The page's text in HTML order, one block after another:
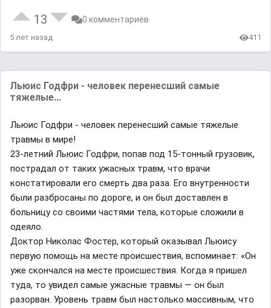
13 0 комментариев
5 лет назад 411
Льюис Годфри - человек перенесший самые
тяжелые...
Льюис Годфри - человек перенесший самые тяжелые
травмы в мире!
23-летний Льюис Годфри, попав под 15-тонный грузовик,
пострадал от таких ужасных травм, что врачи
констатировали его смерть два раза. Его внутренности
были разбросаны по дороге, и он был доставлен в
больницу со своими частями тела, которые сложили в
одеяло.
Доктор Николас Фостер, который оказывал Льюису
первую помощь на месте происшествия, вспоминает: «Он
уже скончался на месте происшествия. Когда я пришел
туда, то увидел самые ужасные травмы — он был
разорван. Уровень травм был настолько массивным, что